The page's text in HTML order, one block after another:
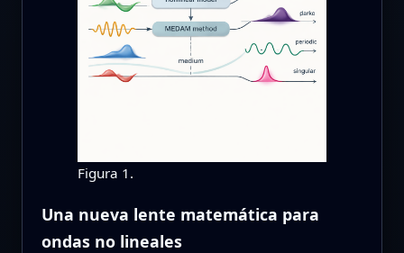
Figura 1.
Una nueva lente matemática para
ondas no lineales